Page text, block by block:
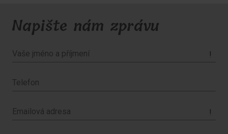
Napište nám zprávu
!
!